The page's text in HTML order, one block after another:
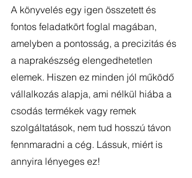
A könyvelés egy igen összetett és
fontos feladatkört foglal magában,
amelyben a pontosság, a precizitás és
a naprakészség elengedhetetlen
elemek. Hiszen ez minden jól működő
vállalkozás alapja, ami nélkül hiába a
csodás termékek vagy remek
szolgáltatások, nem tud hosszú távon
fennmaradni a cég. Lássuk, miért is
annyira lényeges ez!